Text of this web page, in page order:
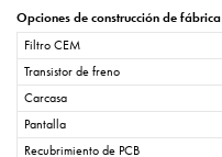
Opciones de construcción de fábrica
Filtro CEM
Transistor de freno
Carcasa
Pantalla
Recubrimiento de PCB